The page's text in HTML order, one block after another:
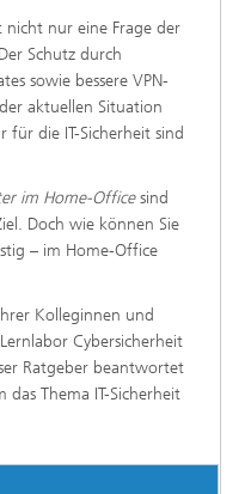
nicht nur eine Frage der
Schutz durch
sowie bessere VPN-
aktuellen Situation
für die IT-Sicherheit sind
im Home-Officesind
Doch wie können Sie
– im Home-Office
Kolleginnen und
Cybersicherheit
Ratgeber beantwortet
Thema IT-Sicherheit